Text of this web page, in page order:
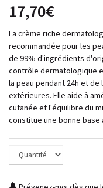
17,70€
La crème riche
recommandée pour les
de 99% d'ingrédients
contrôle dermatologique
la peau pendant 24h et
extérieures. Elle aide à
cutanée et l'équilibre du
constitue une bonne base